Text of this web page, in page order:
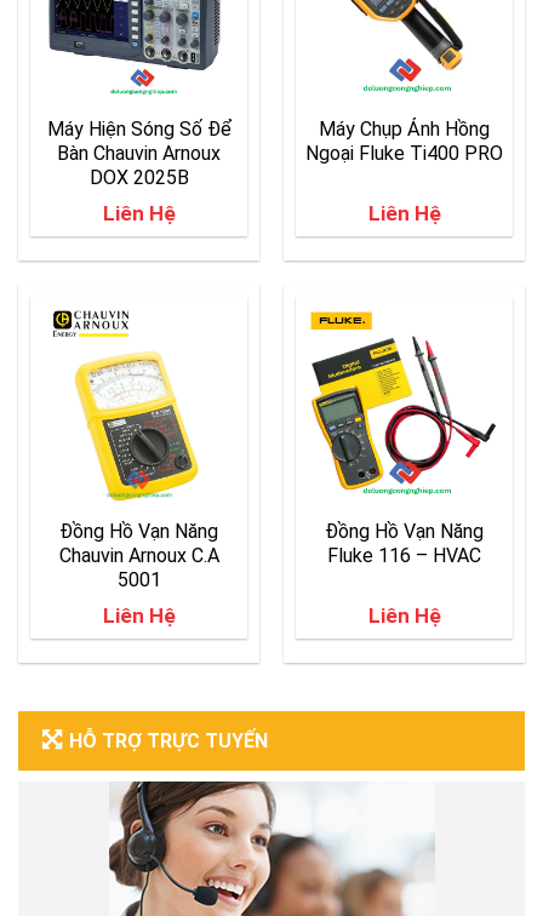
Máy Hiện Sóng Số Để
Bàn Chauvin Arnoux
DOX 2025B
Liên Hệ
Máy Chụp Ảnh Hồng
Ngoại Fluke Ti400 PRO
Liên Hệ
Đồng Hồ Vạn Năng
Chauvin Arnoux C.A
5001
Liên Hệ
Đồng Hồ Vạn Năng
Fluke 116 – HVAC
Liên Hệ
HỖ TRỢ TRỰC TUYẾN